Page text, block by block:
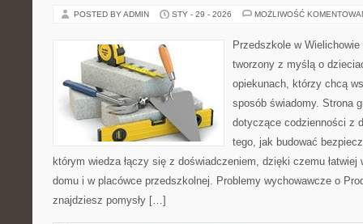
POSTED BY ADMIN STY - 29 - 2026 MOŻLIWOŚĆ
Przedszkole w
tworzony z myślą o
opiekunach, którzy chcą
sposób świadomy. Strona
dotyczące codzienności z
tego, jak budować
którym wiedza łączy się z doświadczeniem, dzięki czemu łatwiej
domu i w placówce przedszkolnej. Problemy wychowawcze o
znajdziesz pomysły […]